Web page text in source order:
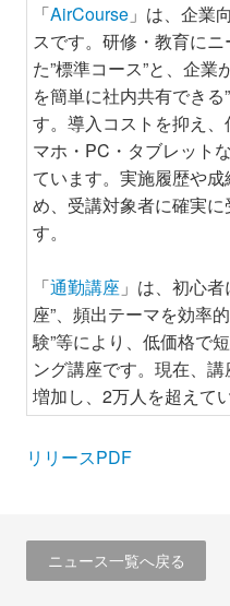
「AirCourse 」は、企業
スです。研修・教育に
た”標準コース”と、企
を簡単に社内共有できる
す。導入コストを抑え
マホ・PC・タブレット
ています。実施履歴や
め、受講対象者に確実
す。
「通勤講座 」は、初心
座”、頻出テーマを効率
験”等により、低価格で
ング講座です。現在、
増加し、2万人を超えてい
リリースPDF
ニュース一覧へ戻る